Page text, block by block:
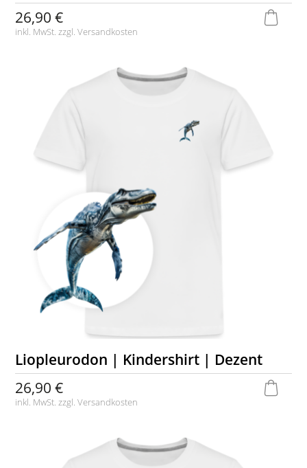
26,90 €
inkl. MwSt. zzgl.Versandkosten
Liopleurodon | Kindershirt | Dezent
26,90 €
inkl. MwSt. zzgl.Versandkosten